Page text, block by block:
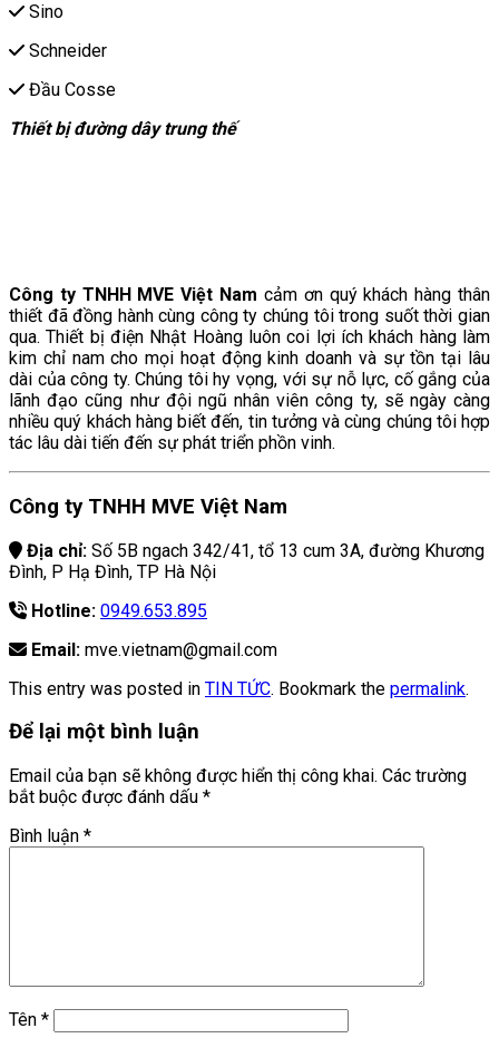
Sino
Schneider
Đầu Cosse
Thiết bị đường dây trung thế
Công ty TNHH MVE Việt Nam cảm ơn quý khách hàng thân
thiết đã đồng hành cùng công ty chúng tôi trong suốt thời gian
qua. Thiết bị điện Nhật Hoàng luôn coi lợi ích khách hàng làm
kim chỉ nam cho mọi hoạt động kinh doanh và sự tồn tại lâu
dài của công ty. Chúng tôi hy vọng, với sự nỗ lực, cố gắng của
lãnh đạo cũng như đội ngũ nhân viên công ty, sẽ ngày càng
nhiều quý khách hàng biết đến, tin tưởng và cùng chúng tôi hợp
tác lâu dài tiến đến sự phát triển phồn vinh.
Công ty TNHH MVE Việt Nam
Địa chỉ: Số 5B ngach 342/41, tổ 13 cum 3A, đường Khương
Đình, P Hạ Đình, TP Hà Nội
Hotline: 0949.653.895
Email: mve.vietnam@gmail.com
This entry was posted in TIN TỨC. Bookmark the permalink.
Để lại một bình luận
Email của bạn sẽ không được hiển thị công khai. Các trường
bắt buộc được đánh dấu *
Bình luận *
Tên *